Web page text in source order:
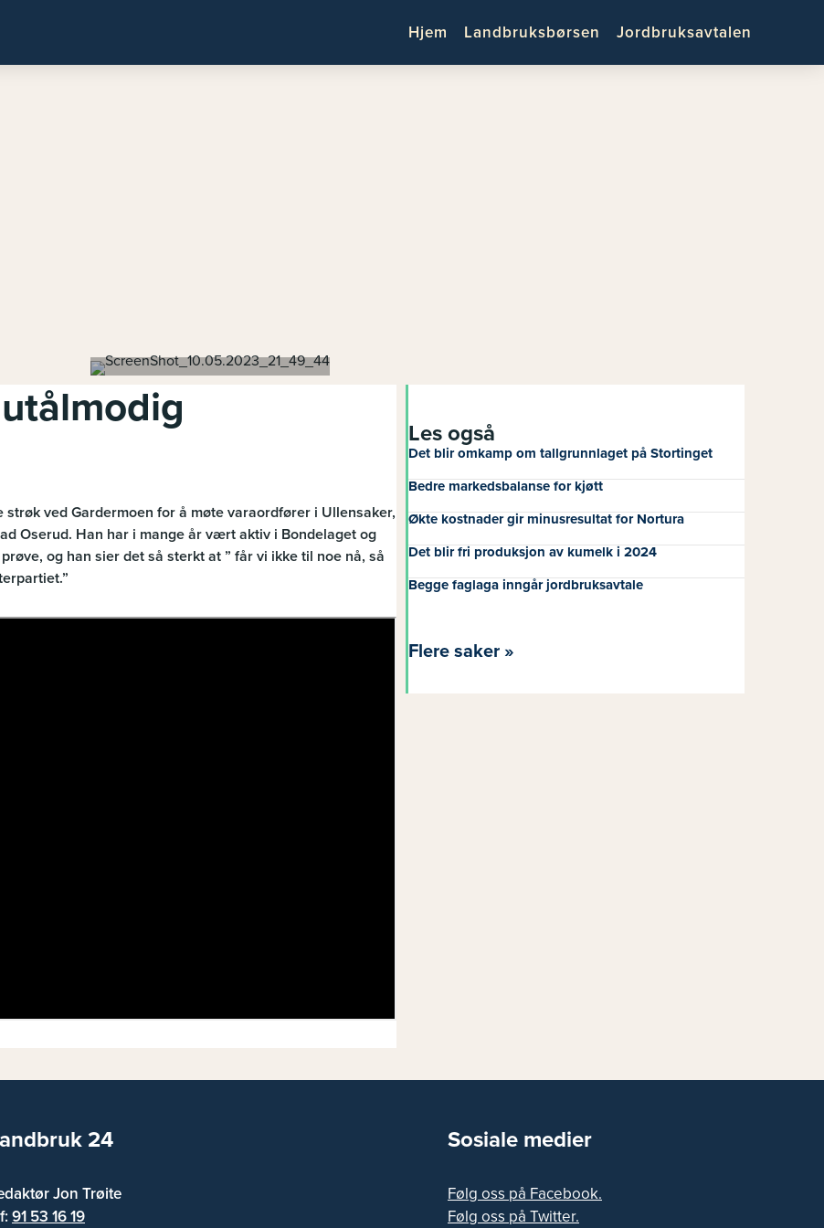
Hjem Landbruksbørsen Jordbruksavtalen
ved Gardermoen for å møte varaordfører i Ullensaker,
Oserud. Han har i mange år vært aktiv i Bondelaget og
og han sier det så sterkt at ” får vi ikke til noe nå, så
Les også
Det blir omkamp om tallgrunnlaget på Stortinget
Bedre markedsbalanse for kjøtt
Økte kostnader gir minusresultat for Nortura
Det blir fri produksjon av kumelk i 2024
Begge faglaga inngår jordbruksavtale
Flere saker »
24
Jon Trøite
91 53 16 19
Sosiale medier
Følg oss på Facebook.
Følg oss på Twitter.